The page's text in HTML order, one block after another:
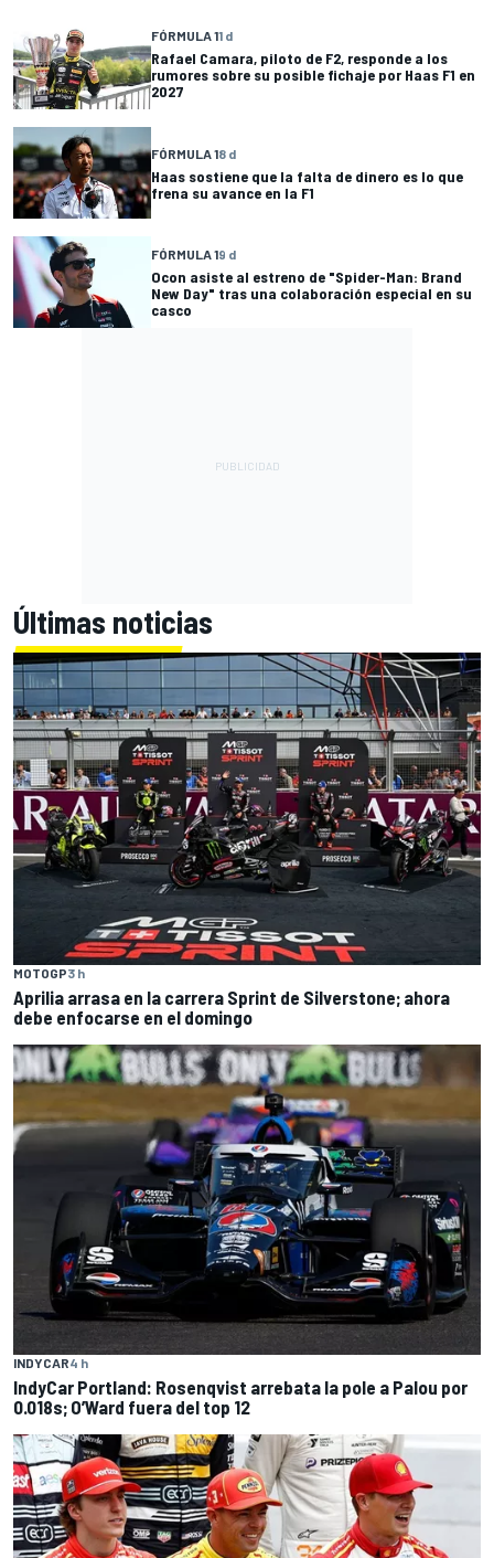
FÓRMULA 11 d
Rafael Camara, piloto de F2, responde a los
rumores sobre su posible fichaje por Haas F1 en
2027
FÓRMULA 18 d
Haas sostiene que la falta de dinero es lo que
frena su avance en la F1
FÓRMULA 19 d
Ocon asiste al estreno de "Spider-Man: Brand
New Day" tras una colaboración especial en su
casco
Últimas noticias
MOTOGP3 h
Aprilia arrasa en la carrera Sprint de Silverstone; ahora
debe enfocarse en el domingo
INDYCAR4 h
IndyCar Portland: Rosenqvist arrebata la pole a Palou por
0.018s; O’Ward fuera del top 12